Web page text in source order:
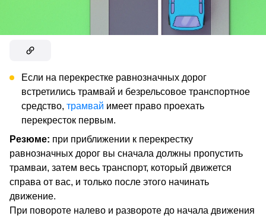
Если на перекрестке равнозначных дорог
встретились трамвай и безрельсовое транспортное
средство, трамвай имеет право проехать
перекресток первым.
Резюме: при приближении к перекрестку
равнозначных дорог вы сначала должны пропустить
трамваи, затем весь транспорт, который движется
справа от вас, и только после этого начинать
движение.
При повороте налево и развороте до начала движения